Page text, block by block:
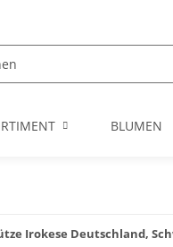
BLUMEN
Irokese Deutschland,